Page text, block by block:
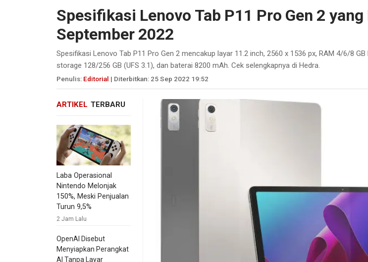
Spesifikasi Lenovo Tab P11 Pro Gen 2
September 2022
Spesifikasi Lenovo Tab P11 Pro Gen 2 mencakup layar 11.2 inch, 2560 x 1536 px, RAM 4/6/8 GB
storage 128/256 GB (UFS 3.1), dan baterai 8200 mAh. Cek selengkapnya di Hedra.
Penulis: Editorial | Diterbitkan: 25 Sep 2022 19:52
ARTIKEL TERBARU
Laba Operasional
Nintendo Melonjak
150%, Meski Penjualan
Turun 9,5%
2 Jam Lalu
OpenAI Disebut
Menyiapkan Perangkat
AI Tanpa Layar